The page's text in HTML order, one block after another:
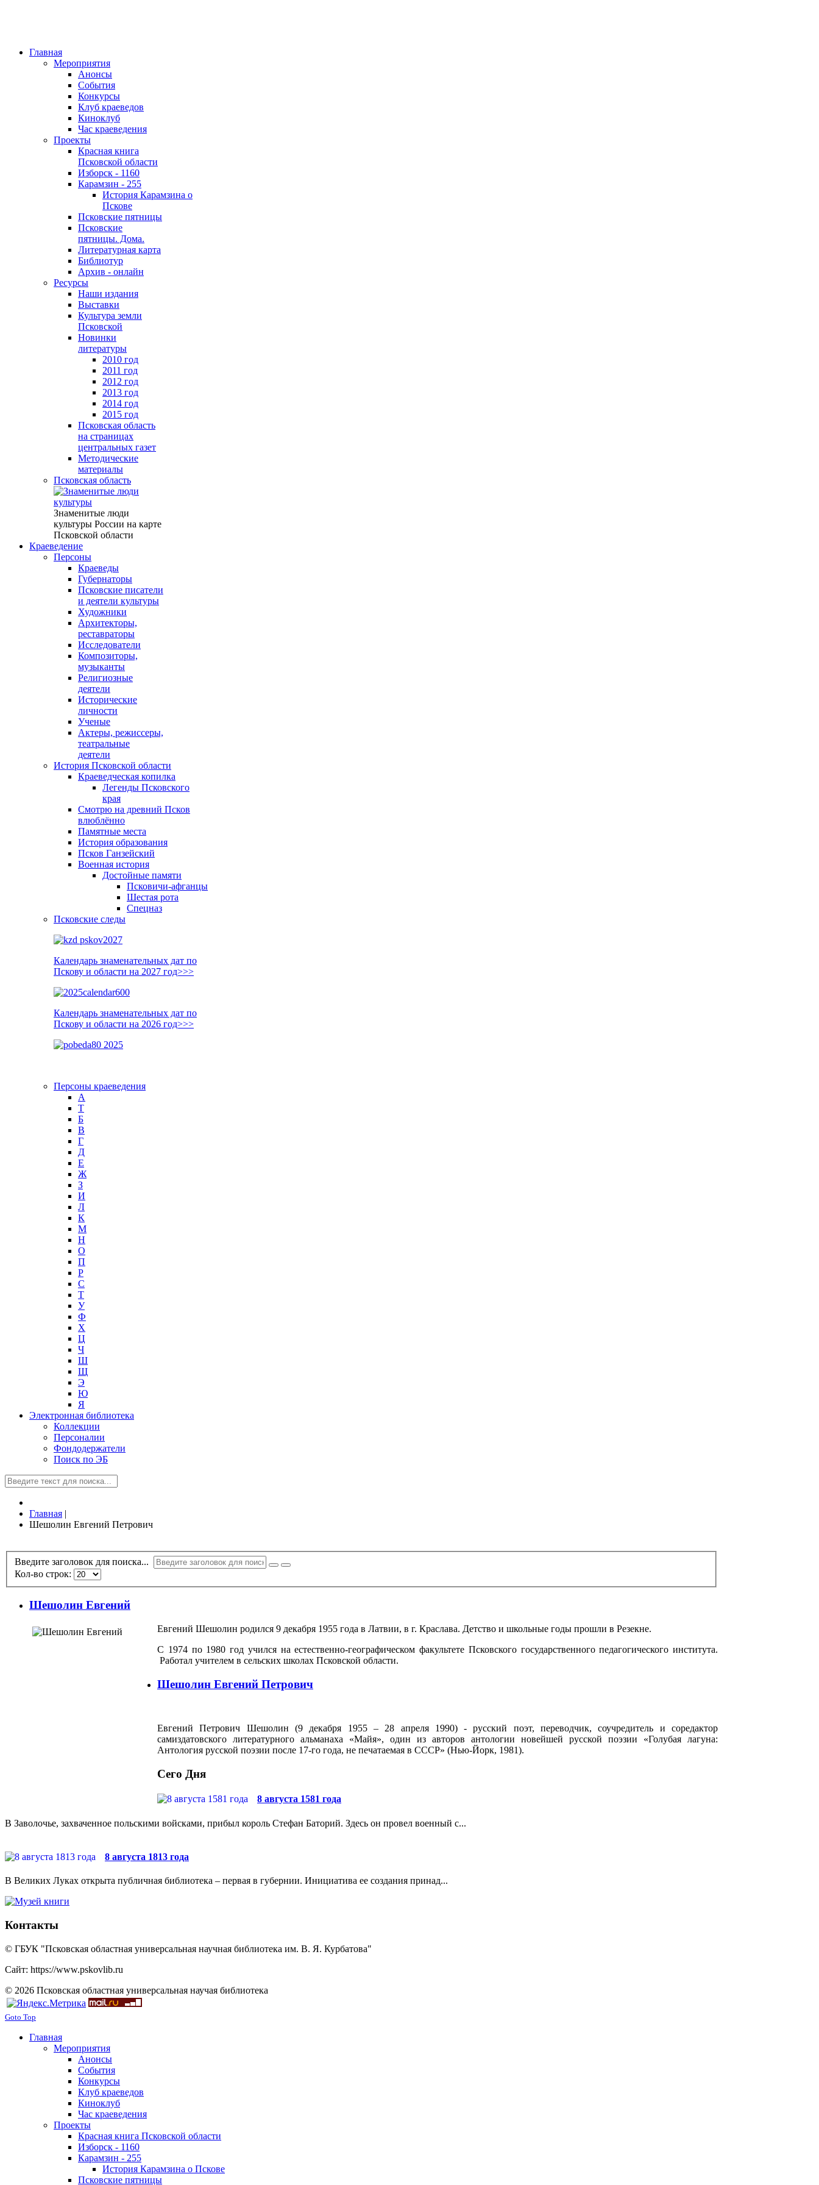
Главная
Мероприятия
Анонсы
События
Конкурсы
Клуб краеведов
Киноклуб
Час краеведения
Проекты
Красная книга
Псковской области
Изборск - 1160
Карамзин - 255
История Карамзина о
Пскове
Псковские пятницы
Псковские
пятницы. Дома.
Литературная карта
Библиотур
Архив - онлайн
Ресурсы
Наши издания
Выставки
Культура земли
Псковской
Новинки
литературы
2010 год
2011 год
2012 год
2013 год
2014 год
2015 год
Псковская область
на страницах
центральных газет
Методические
материалы
Псковская область
Знаменитые люди
культуры России на карте
Псковской области
Краеведение
Персоны
Краеведы
Губернаторы
Псковские писатели
и деятели культуры
Художники
Архитекторы,
реставраторы
Исследователи
Композиторы,
музыканты
Религиозные
деятели
Исторические
личности
Ученые
Актеры, режиссеры,
театральные
деятели
История Псковской области
Краеведческая копилка
Легенды Псковского
края
Смотрю на древний Псков
влюблённо
Памятные места
История образования
Псков Ганзейский
Военная история
Достойные памяти
Псковичи-афганцы
Шестая рота
Спецназ
Псковские следы
Календарь знаменательных дат по
Пскову и области на 2027 год>>>
Календарь знаменательных дат по
Пскову и области на 2026 год>>>
Персоны краеведения
А
T
Б
В
Г
Д
Е
Ж
З
И
Л
К
М
Н
О
П
Р
С
Т
У
Ф
Х
Ц
Ч
Ш
Щ
Э
Ю
Я
Электронная библиотека
Коллекции
Персоналии
Фондодержатели
Поиск по ЭБ
Главная |
Шешолин Евгений Петрович
Введите заголовок для поиска...
Кол-во строк:
Шешолин Евгений
Евгений Шешолин родился 9 декабря 1955 года в Латвии, в г. Краслава. Детство и школьные годы прошли в Резекне.
С 1974 по 1980 год учился на естественно-географическом факультете Псковского государственного педагогического института.
Работал учителем в сельских школах Псковской области.
Шешолин Евгений Петрович
Евгений Петрович Шешолин (9 декабря 1955 – 28 апреля 1990) - русский поэт, переводчик, соучредитель и соредактор
самиздатовского литературного альманаха «Майя», один из авторов антологии новейшей русской поэзии «Голубая лагуна:
Антология русской поэзии после 17-го года, не печатаемая в СССР» (Нью-Йорк, 1981).
Сего Дня
8 августа 1581 года
В Заволочье, захваченное польскими войсками, прибыл король Стефан Баторий. Здесь он провел военный с...
8 августа 1813 года
В Великих Луках открыта публичная библиотека – первая в губернии. Инициатива ее создания принад...
Контакты
© ГБУК "Псковская областная универсальная научная библиотека им. В. Я. Курбатова"
Сайт: https://www.pskovlib.ru
© 2026 Псковская областная универсальная научая библиотека
Goto Top
Главная
Мероприятия
Анонсы
События
Конкурсы
Клуб краеведов
Киноклуб
Час краеведения
Проекты
Красная книга Псковской области
Изборск - 1160
Карамзин - 255
История Карамзина о Пскове
Псковские пятницы